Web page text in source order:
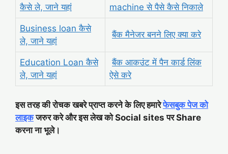
कैसे ले, जाने यहां
machine से पैसे कैसे निकाले
Business loan कैसे
ले, जाने यहां
बैंक मैनेजर बनने लिए क्या करे
Education Loan कैसे
ले, जाने यहां
बैंक आकउंट में पैन कार्ड लिंक
ऐसे करे
इस तरह की रोचक खबरे प्राप्त करने के लिए हमारेफेसबुक पेज को
लाइकजरुर करे और इस लेख को Social sites पर Share
करना ना भूले।